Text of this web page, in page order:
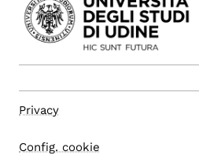
Privacy
Config. cookie